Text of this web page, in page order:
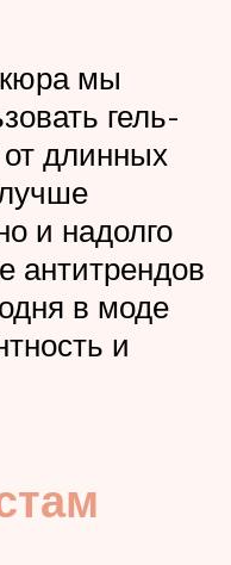
мы
гель-
длинных
и надолго
антитрендов
в моде
и